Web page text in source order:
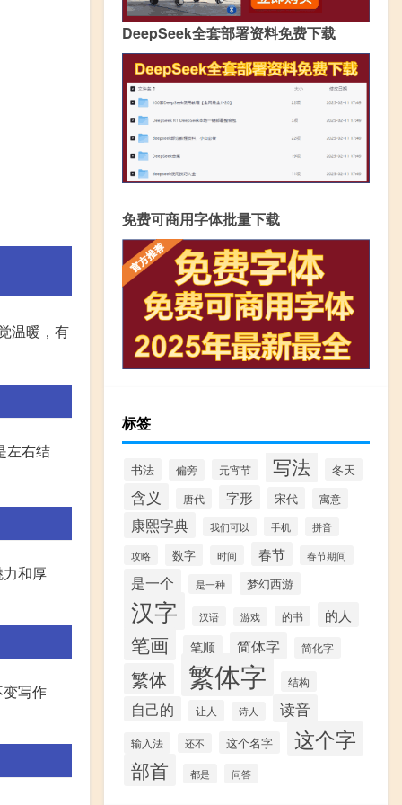
温暖，有
左右结
和厚
写作
DeepSeek全套部署资料免费下载
免费可商用字体批量下载
标签
书法 偏旁 元宵节 写法 冬天
含义 唐代 字形 宋代 寓意
康熙字典 我们可以 手机 拼音
攻略 数字 时间 春节 春节期间
是一个 是一种 梦幻西游
汉字 汉语 游戏 的书 的人
笔画 笔顺 简体字 简化字
繁体 繁体字 结构
自己的 让人 诗人 读音
输入法 还不 这个名字 这个字
部首 都是 问答